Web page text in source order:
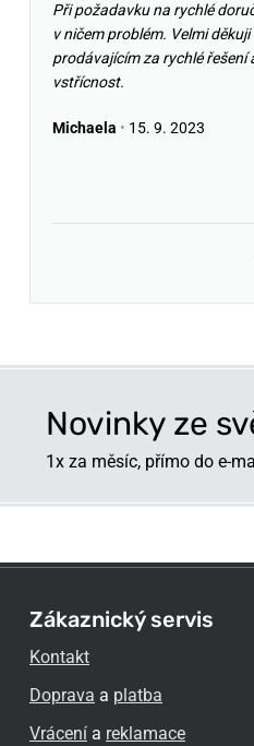
Při požadavku na rychlé
v ničem problém. Velmi děkuji
prodávajícím za rychlé řešení
vstřícnost.
Michaela • 15. 9. 2023
Novinky ze
1x za měsíc, přímo do e-
Zákaznický servis
Kontakt
Doprava a platba
Vrácení a reklamace